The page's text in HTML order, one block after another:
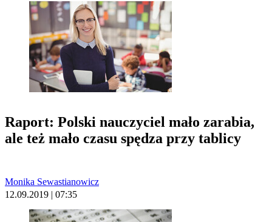
Raport: Polski nauczyciel mało zarabia,
ale też mało czasu spędza przy tablicy
Monika Sewastianowicz
12.09.2019 | 07:35